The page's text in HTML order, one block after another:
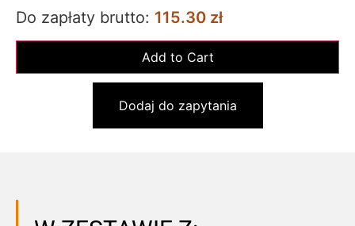
Do zapłaty brutto: 115.30 zł
Dodaj do zapytania